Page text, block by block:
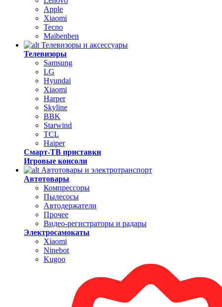
Apple
Xiaomi
Tecno
Maibenben
Телевизоры и аксессуары
Телевизоры
Samsung
LG
Hyundai
Xiaomi
Harper
Skyline
BBK
Starwind
TCL
Haiper
Смарт-ТВ приставки
Игровые консоли
Автотовары и электротранспорт
Автотовары
Компрессоры
Пылесосы
Автодержатели
Прочее
Видео-регистраторы и радары
Электросамокаты
Xiaomi
Ninebot
Kugoo